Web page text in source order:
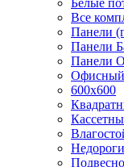
Все
Панели
Панели
Панели
Офисный
600х600